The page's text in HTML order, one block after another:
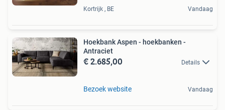
Kortrijk , BE Vandaag
Hoekbank Aspen - hoekbanken -
Antraciet
€ 2.685,00 Details
Bezoek website Vandaag